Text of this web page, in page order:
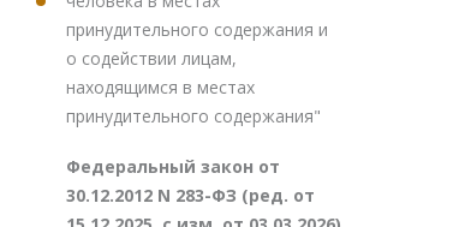
принудительного содержания и
о содействии лицам,
находящимся в местах
принудительного содержания"
Федеральный закон от
30.12.2012 N 283-ФЗ (ред. от